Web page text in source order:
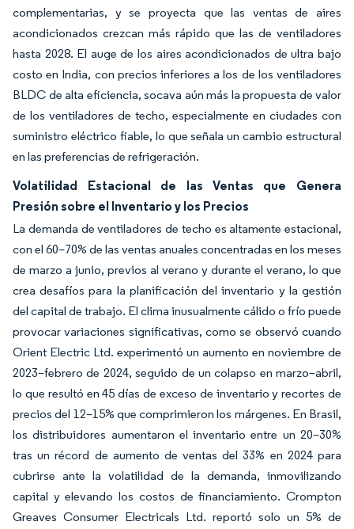
complementarias, y se proyecta que las ventas de aires
acondicionados crezcan más rápido que las de ventiladores
hasta 2028. El auge de los aires acondicionados de ultra bajo
costo en India, con precios inferiores a los de los ventiladores
BLDC de alta eficiencia, socava aún más la propuesta de valor
de los ventiladores de techo, especialmente en ciudades con
suministro eléctrico fiable, lo que señala un cambio estructural
en las preferencias de refrigeración.
Volatilidad Estacional de las Ventas que Genera
Presión sobre el Inventario y los Precios
La demanda de ventiladores de techo es altamente estacional,
con el 60–70% de las ventas anuales concentradas en los meses
de marzo a junio, previos al verano y durante el verano, lo que
crea desafíos para la planificación del inventario y la gestión
del capital de trabajo. El clima inusualmente cálido o frío puede
provocar variaciones significativas, como se observó cuando
Orient Electric Ltd. experimentó un aumento en noviembre de
2023–febrero de 2024, seguido de un colapso en marzo–abril,
lo que resultó en 45 días de exceso de inventario y recortes de
precios del 12–15% que comprimieron los márgenes. En Brasil,
los distribuidores aumentaron el inventario entre un 20–30%
tras un récord de aumento de ventas del 33% en 2024 para
cubrirse ante la volatilidad de la demanda, inmovilizando
capital y elevando los costos de financiamiento. Crompton
Greaves Consumer Electricals Ltd. reportó solo un 5% de